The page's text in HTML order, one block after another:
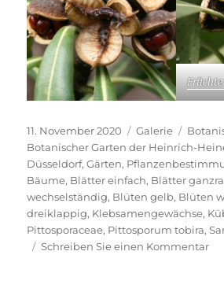
Veröffentlicht
am
11. November 2020 Format
Galerie
Botanischer Garten der Heinrich-
Düsseldorf,Gärten,
Bäume, Blätter einfach, Blätter
wechselständig, Blüten gelb, Blüten
dreiklappig, Klebsamengewächse,
Pittosporaceae, Pittosporum tobira,
Schreiben Sie einen Kommentarzu